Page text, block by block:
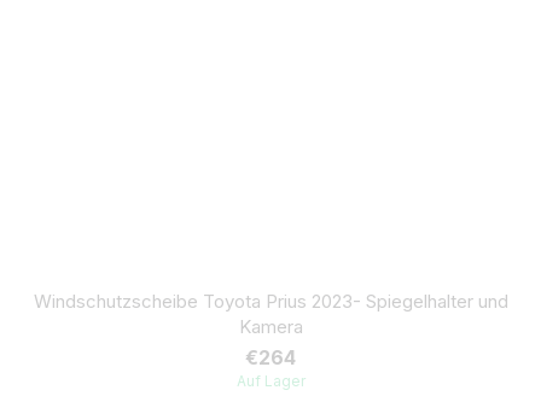
Windschutzscheibe Toyota Prius 2023- Spiegelhalter und
Kamera
€264
Auf Lager